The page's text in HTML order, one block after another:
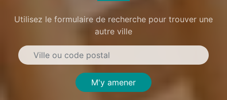
Utilisez le formulaire de recherche pour trouver une
autre ville
M'y amener